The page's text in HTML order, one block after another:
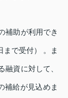
補助が利用でき
まで受付） 。ま
融資に対して、
補給が見込めま